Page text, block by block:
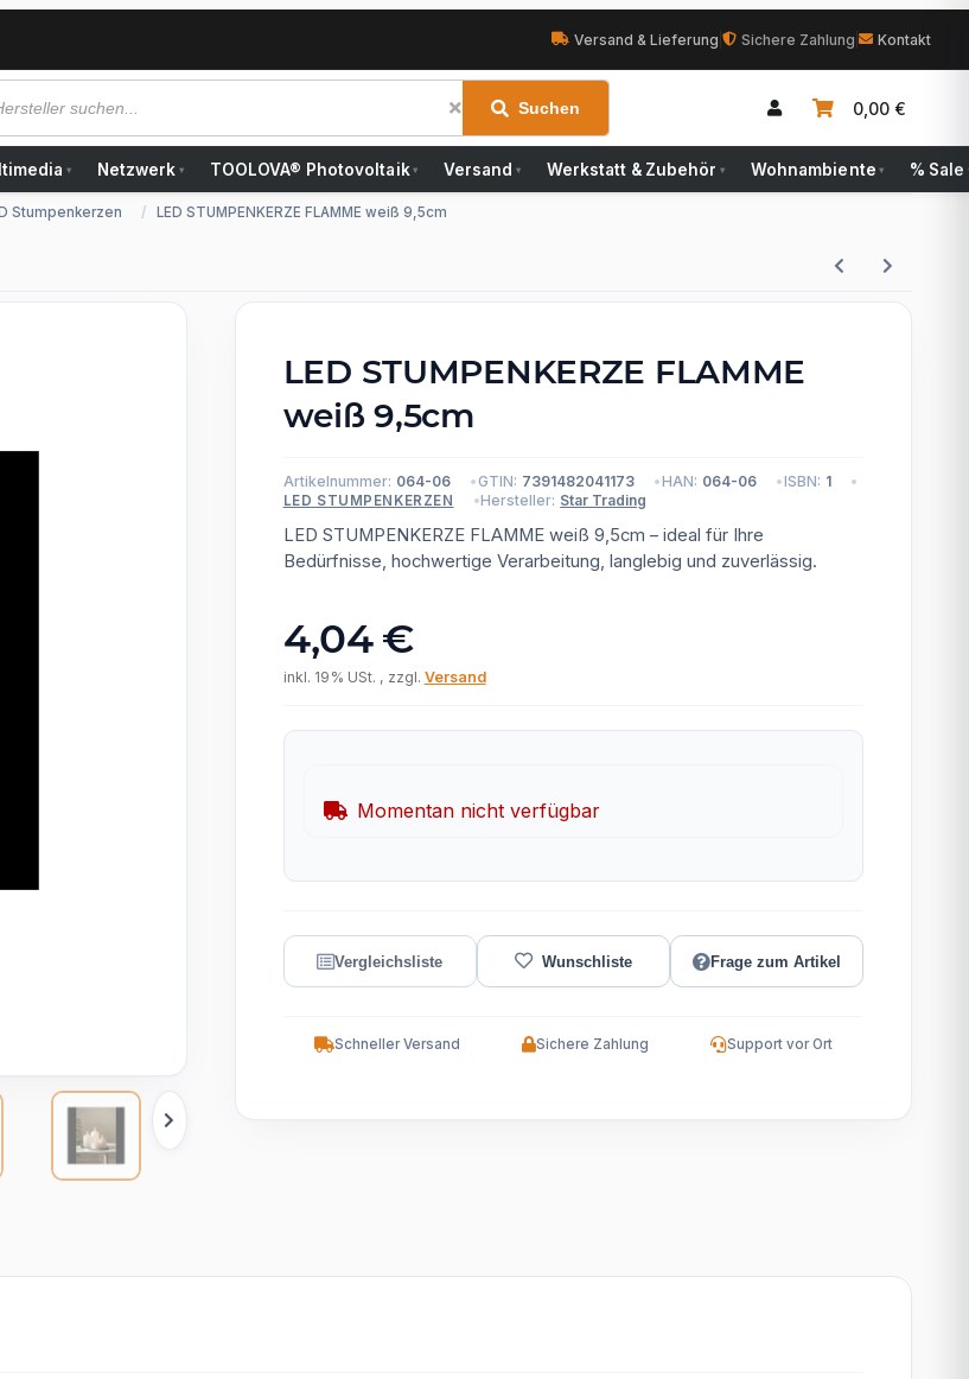
Versand & Lieferung Sichere Zahlung Kontakt
Suchen 0,00 €
▾ Netzwerk ▾ TOOLOVA® Photovoltaik ▾ Versand ▾ Werkstatt & Zubehör ▾ Wohnambiente ▾ % Sale
Stumpenkerzen LED STUMPENKERZE FLAMME weiß 9,5cm
LED STUMPENKERZE FLAMME
weiß 9,5cm
Artikelnummer: 064-06 GTIN: 7391482041173 HAN: 064-06 ISBN: 1
LED STUMPENKERZEN Hersteller: Star Trading
LED STUMPENKERZE FLAMME weiß 9,5cm – ideal für Ihre
Bedürfnisse, hochwertige Verarbeitung, langlebig und zuverlässig.
4,04 €
inkl. 19% USt. , zzgl. Versand
Momentan nicht verfügbar
Frage zum Artikel
Schneller Versand Sichere Zahlung Support vor Ort